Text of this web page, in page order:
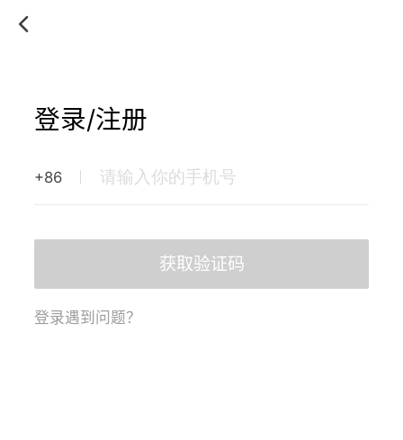
登录/注册
+86
获取验证码
登录遇到问题？